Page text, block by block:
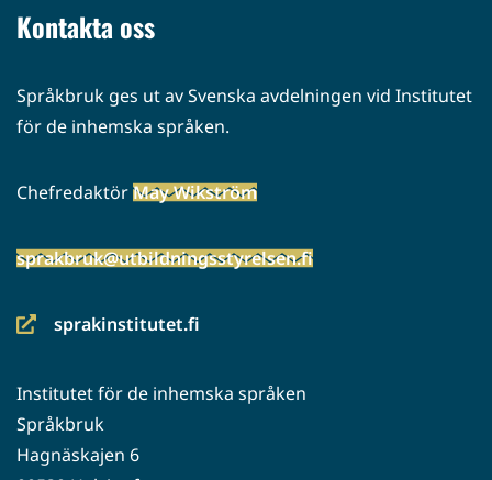
Kontakta oss
Språkbruk ges ut av Svenska avdelningen vid Institutet
för de inhemska språken.
ChefredaktörMay Wikström
sprakbruk@utbildningsstyrelsen.fi
sprakinstitutet.fi
(siirryt
palveluun)
Institutet för de inhemska språken
Språkbruk
Hagnäskajen 6